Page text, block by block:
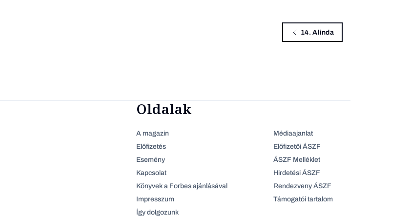
14. Alinda
Oldalak
A magazin
Előfizetés
Esemény
Kapcsolat
Könyvek a Forbes ajánlásával
Impresszum
Így dolgozunk
Médiaajanlat
Előfizetői ÁSZF
ÁSZF Melléklet
Hirdetési ÁSZF
Rendezveny ÁSZF
Támogatói tartalom